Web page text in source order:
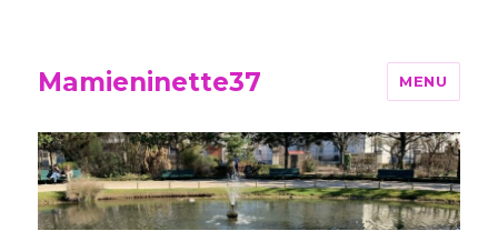
Mamieninette37 MENU